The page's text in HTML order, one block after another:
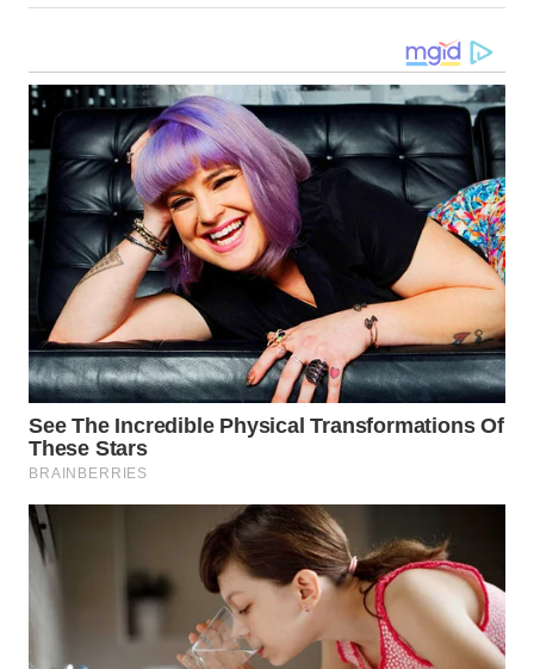
MALUT
WN
DAIRI
WN
DANAU
TOBA
WN
NIAS
WN
LANGKAT
WN
TAPANULI
SELATAN